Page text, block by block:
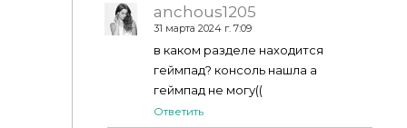
anchous1205
31 марта 2024 г. 7:09
в каком разделе находится
геймпад? консоль нашла а
геймпад не могу((
Ответить